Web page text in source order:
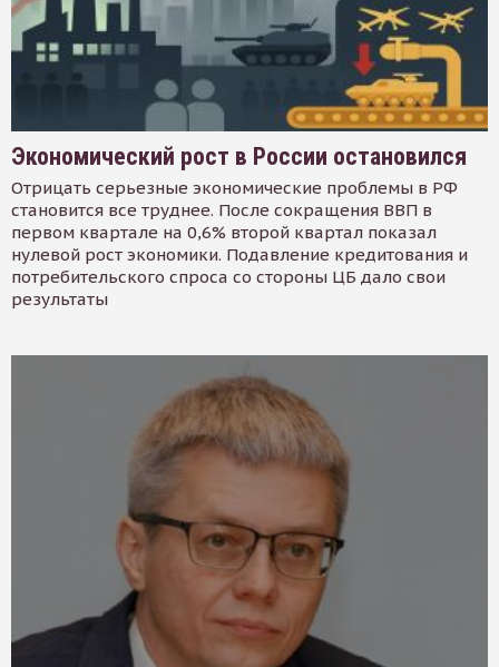
Экономический рост в России остановился
Отрицать серьезные экономические проблемы в РФ
становится все труднее. После сокращения ВВП в
первом квартале на 0,6% второй квартал показал
нулевой рост экономики. Подавление кредитования и
потребительского спроса со стороны ЦБ дало свои
результаты